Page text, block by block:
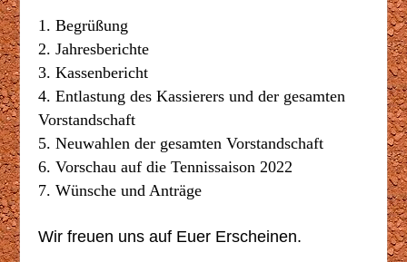
1. Begrüßung
2. Jahresberichte
3. Kassenbericht
4. Entlastung des Kassierers und der gesamten
Vorstandschaft
5. Neuwahlen der gesamten Vorstandschaft
6. Vorschau auf die Tennissaison 2022
7. Wünsche und Anträge
Wir freuen uns auf Euer Erscheinen.